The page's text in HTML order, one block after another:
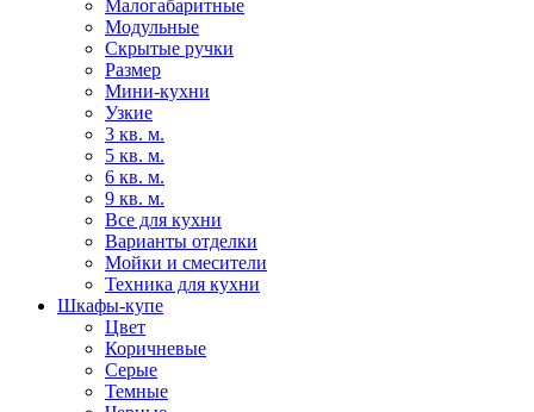
Малогабаритные
Модульные
Скрытые ручки
Размер
Мини-кухни
Узкие
3 кв. м.
5 кв. м.
6 кв. м.
9 кв. м.
Все для кухни
Варианты отделки
Мойки и смесители
Техника для кухни
Шкафы-купе
Цвет
Коричневые
Серые
Темные